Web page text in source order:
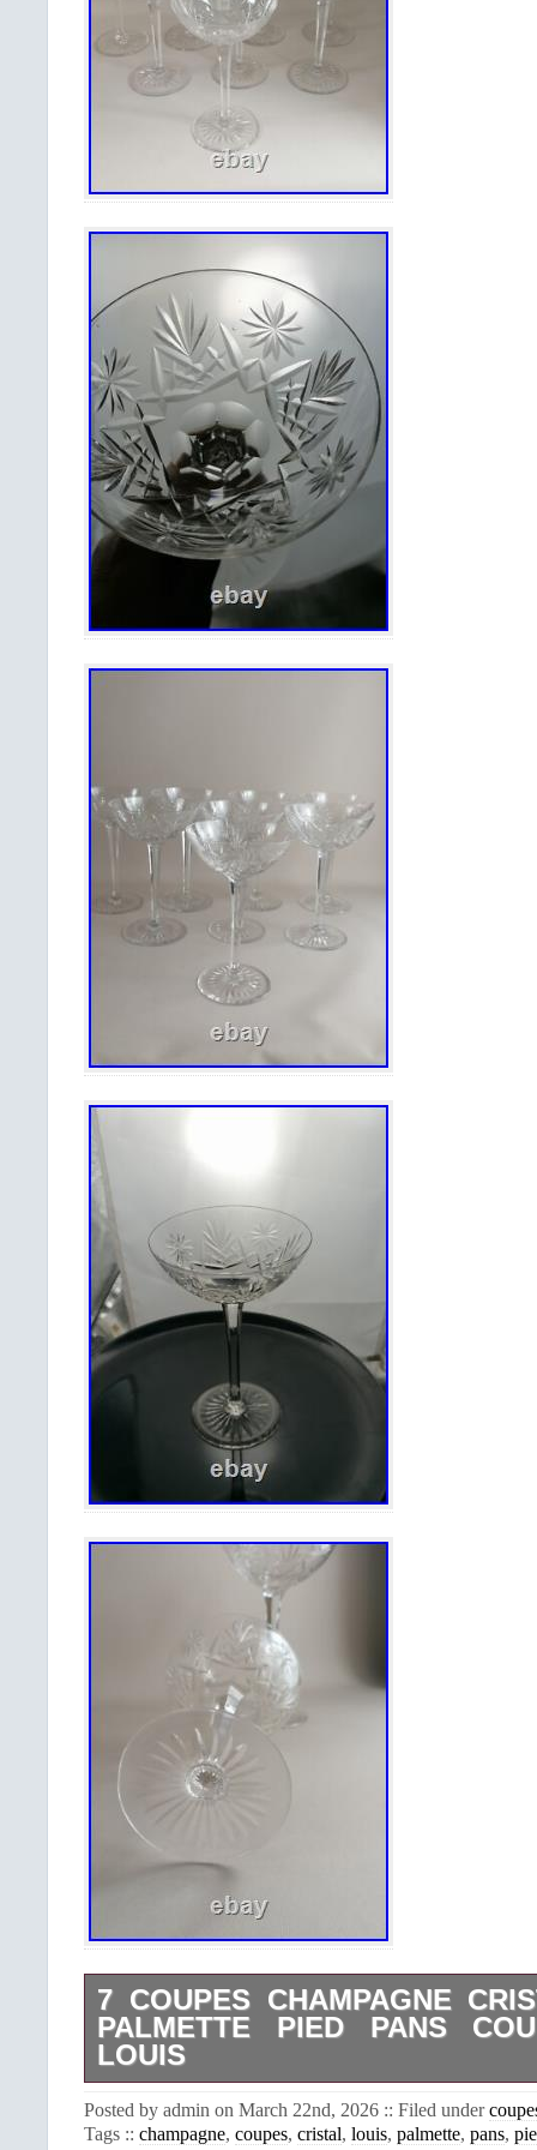
7 COUPES CHAMPAGNE
PALMETTE PIED PANS
LOUIS
au décor de palmettes, biseaux
Diamètre au buvant : 10cm.
Posted by admin on March 22nd, 2026 :: Filed under
Tags :: champagne, coupes, cristal, louis, palmette, pans,